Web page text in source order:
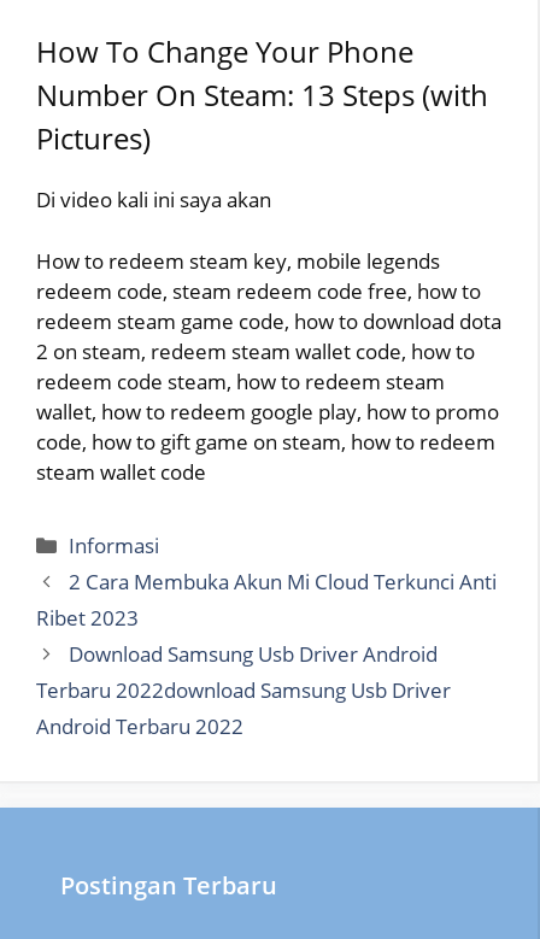
How To Change Your Phone
Number On Steam: 13 Steps (with
Pictures)
Di video kali ini saya akan
How to redeem steam key, mobile legends
redeem code, steam redeem code free, how to
redeem steam game code, how to download dota
2 on steam, redeem steam wallet code, how to
redeem code steam, how to redeem steam
wallet, how to redeem google play, how to promo
code, how to gift game on steam, how to redeem
steam wallet code
Categories
Informasi
2 Cara Membuka Akun Mi Cloud Terkunci Anti
Ribet 2023
Download Samsung Usb Driver Android
Terbaru 2022download Samsung Usb Driver
Android Terbaru 2022
Postingan Terbaru